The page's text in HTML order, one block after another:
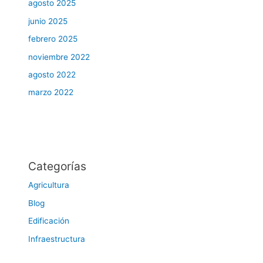
agosto 2025
junio 2025
febrero 2025
noviembre 2022
agosto 2022
marzo 2022
Categorías
Agricultura
Blog
Edificación
Infraestructura